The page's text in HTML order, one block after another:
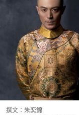
撰文： 朱奕錦